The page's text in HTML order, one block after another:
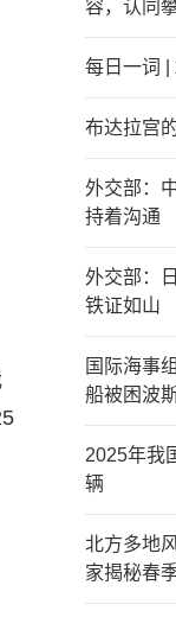
容，认同
每日一词 |
布达拉宫
外交部：
持着沟通
外交部：
铁证如山
国际海事
船被困波
2025年我
辆
北方多地
家揭秘春